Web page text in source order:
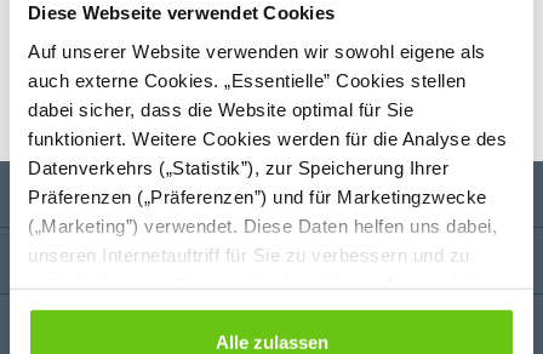
Diese Webseite verwendet Cookies
Auf unserer Website verwenden wir sowohl eigene als
auch externe Cookies. „Essentielle” Cookies stellen
dabei sicher, dass die Website optimal für Sie
funktioniert. Weitere Cookies werden für die Analyse des
Datenverkehrs („Statistik”), zur Speicherung Ihrer
Präferenzen („Präferenzen”) und für Marketingzwecke
(„Marketing”) verwendet. Diese Daten helfen uns dabei,
unseren Internetauftriff für Sie zu verbessern und zu
Cookies Sie erlauben. Verweigern Sie Ihre Zustimmung,
wählen Sie „Alle ablehnen” – in diesem Fall werden nur
Alle zulassen
Unternehmen
Anregungen